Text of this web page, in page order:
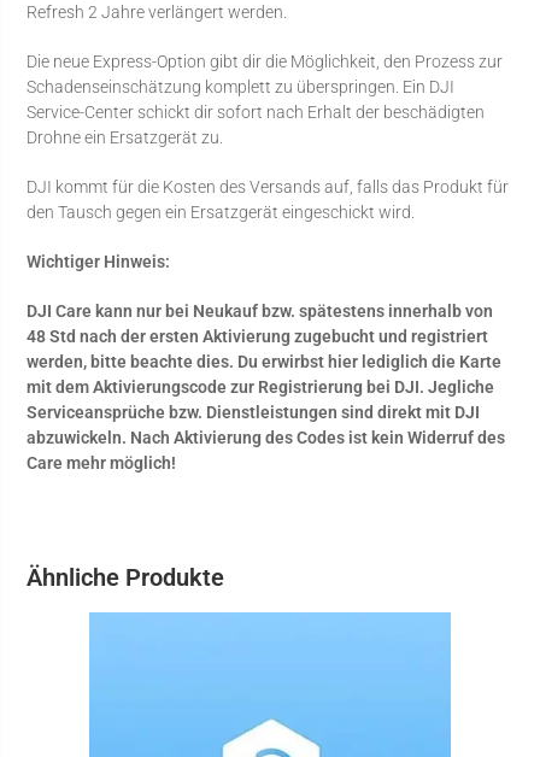
Refresh 2 Jahre verlängert werden.
Die neue Express-Option gibt dir die Möglichkeit, den Prozess zur
Schadenseinschätzung komplett zu überspringen. Ein DJI
Service-Center schickt dir sofort nach Erhalt der beschädigten
Drohne ein Ersatzgerät zu.
DJI kommt für die Kosten des Versands auf, falls das Produkt für
den Tausch gegen ein Ersatzgerät eingeschickt wird.
Wichtiger Hinweis:
DJI Care kann nur bei Neukauf bzw. spätestens innerhalb von
48 Std nach der ersten Aktivierung zugebucht und registriert
werden, bitte beachte dies. Du erwirbst hier lediglich die Karte
mit dem Aktivierungscode zur Registrierung bei DJI. Jegliche
Serviceansprüche bzw. Dienstleistungen sind direkt mit DJI
abzuwickeln. Nach Aktivierung des Codes ist kein Widerruf des
Care mehr möglich!
Ähnliche Produkte